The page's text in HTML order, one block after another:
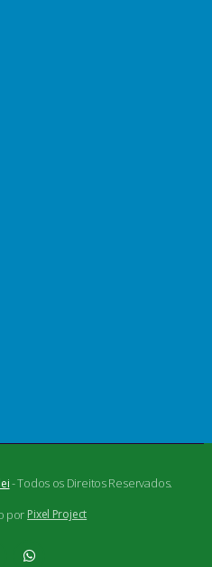
- Todos os Direitos Reservados.
por Pixel Project